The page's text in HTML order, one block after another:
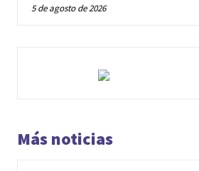
5 de agosto de 2026
Más noticias